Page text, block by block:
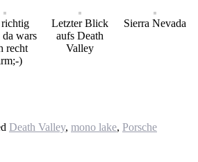
wars
recht
)
Letzter Blick
aufs Death
Valley
Sierra Nevada
Death Valley, mono lake, Porsche